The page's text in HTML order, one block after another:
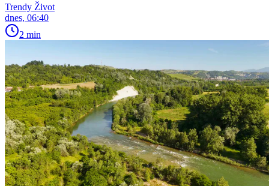
Trendy Život
dnes, 06:40
2 min